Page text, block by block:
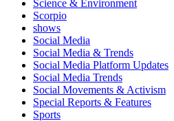
Science & Environment
Scorpio
shows
Social Media
Social Media & Trends
Social Media Platform Updates
Social Media Trends
Social Movements & Activism
Special Reports & Features
Sports